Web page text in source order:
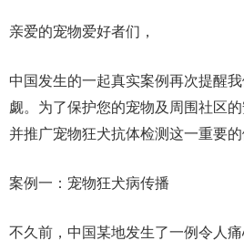
亲爱的宠物爱好者们，
中国发生的一起真实案例再次提醒
觑。为了保护您的宠物及周围社区
并推广宠物狂犬抗体检测这一重要的
案例一：宠物狂犬病传播
不久前，中国某地发生了一例令人